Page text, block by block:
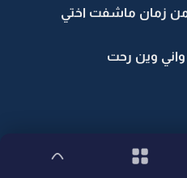
من زمان ماشفت اختي
وين رحت